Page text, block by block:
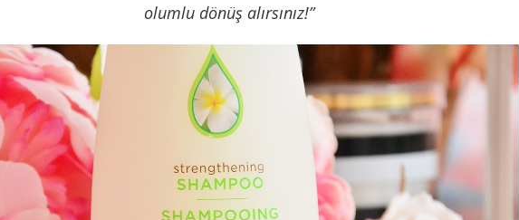
olumlu dönüş alırsınız!”